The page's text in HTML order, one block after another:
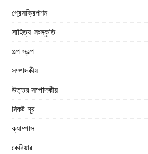
প্রেসক্রিপশন
সাহিত্য-সংস্কৃতি
গল্প স্বল্প
সম্পাদকীয়
উত্তর সম্পাদকীয়
নিকট-দূর
ক্যাম্পাস
কেরিয়ার